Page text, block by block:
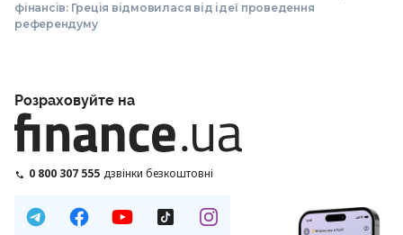
фінансів: Греція відмовилася від ідеї проведення
референдуму
Розраховуйте на
0 800 307 555 дзвінки безкоштовні